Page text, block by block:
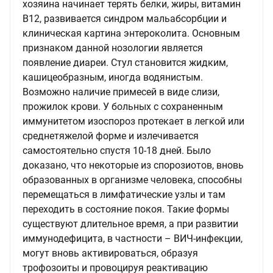
хозяина начинает терять белки, жиры, витамин
В12, развивается синдром мальабсорбции и
клиническая картина энтероколита. Основным
признаком данной нозологии является
появление диареи. Стул становится жидким,
кашицеобразным, иногда водянистым.
Возможно наличие примесей в виде слизи,
прожилок крови. У больных с сохраненным
иммунитетом изоспороз протекает в легкой или
среднетяжелой форме и излечивается
самостоятельно спустя 10-18 дней. Было
доказано, что некоторые из спорозиотов, вновь
образованных в организме человека, способны
перемещаться в лимфатические узлы и там
переходить в состояние покоя. Такие формы
существуют длительное время, а при развитии
иммунодефицита, в частности – ВИЧ-инфекции,
могут вновь активироваться, образуя
трофозоиты и провоцируя реактивацию